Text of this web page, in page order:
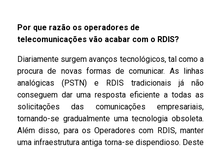
Por que razão os operadores de
telecomunicações vão acabar com o RDIS?
Diariamente surgem avanços tecnológicos, tal como a
procura de novas formas de comunicar. As linhas
analógicas (PSTN) e RDIS tradicionais já não
conseguem dar uma resposta eficiente a todas as
solicitações das comunicações empresariais,
tornando-se gradualmente uma tecnologia obsoleta.
Além disso, para os Operadores com RDIS, manter
uma infraestrutura antiga torna-se dispendioso. Deste